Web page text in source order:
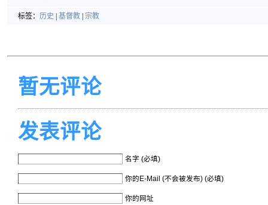
标签： 历史 基督教 宗教
暂无评论
发表评论
名字 (必填)
你的E-Mail (不会被发布) (必填)
你的网址